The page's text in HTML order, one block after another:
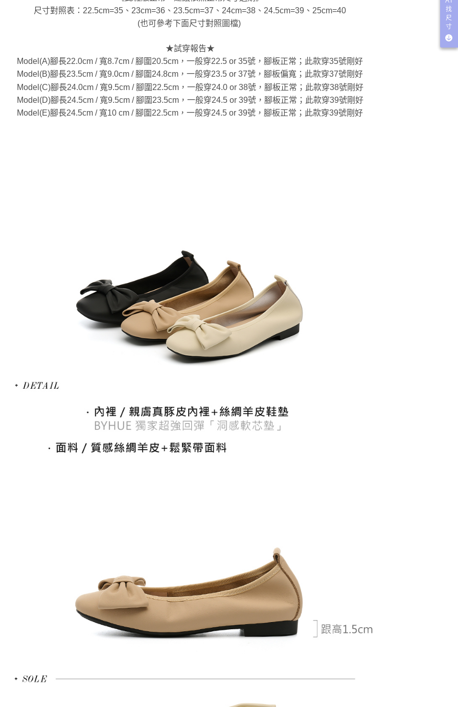
尺寸對照表：22.5cm=35、23cm=36、23.5cm=37、24cm=38、24.5cm=39、25cm=40
(也可參考下面尺寸對照圖檔)
★試穿報告★
Model(A)腳長22.0cm / 寬8.7cm / 腳圍20.5cm，一般穿22.5 or 35號，腳板正常；此款穿35號剛好
Model(B)腳長23.5cm / 寬9.0cm / 腳圍24.8cm，一般穿23.5 or 37號，腳板偏寬；此款穿37號剛好
Model(C)腳長24.0cm / 寬9.5cm / 腳圍22.5cm，一般穿24.0 or 38號，腳板正常；此款穿38號剛好
Model(D)腳長24.5cm / 寬9.5cm / 腳圍23.5cm，一般穿24.5 or 39號，腳板正常；此款穿39號剛好
Model(E)腳長24.5cm / 寬10 cm / 腳圍22.5cm，一般穿24.5 or 39號，腳板正常；此款穿39號剛好
找
尺
寸